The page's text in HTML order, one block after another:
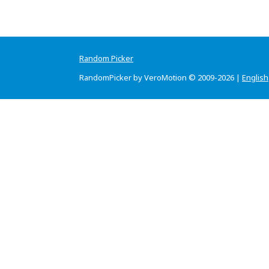
Random Picker
RandomPicker by VeroMotion © 2009-2026 | English